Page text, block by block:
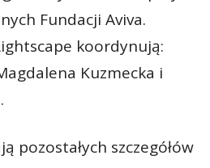
Fundacji Aviva.
koordynują:
Kuzmecka i
pozostałych szczegółów